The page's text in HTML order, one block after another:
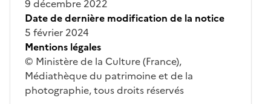
9 décembre 2022
Date de dernière modification de la notice
5 février 2024
Mentions légales
© Ministère de la Culture (France),
Médiathèque du patrimoine et de la
photographie, tous droits réservés